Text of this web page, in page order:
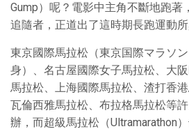
Gump）呢？電影中主角不斷地跑著
追隨者，正道出了這時期長跑運動所
東京國際馬拉松（東京国際マラソ
身）、名古屋國際女子馬拉松、大
馬拉松、上海國際馬拉松、渣打香港
瓦倫西雅馬拉松、布拉格馬拉松等
辦，而超級馬拉松（Ultramarathon